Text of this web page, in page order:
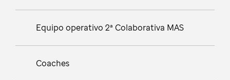
Equipo operativo 2ª Colaborativa MAS
Coaches